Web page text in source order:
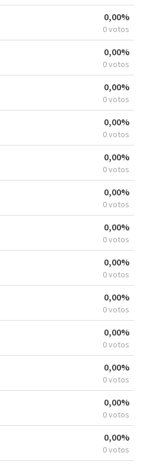
0,00%
0 votos
0,00%
0 votos
0,00%
0 votos
0,00%
0 votos
0,00%
0 votos
0,00%
0 votos
0,00%
0 votos
0,00%
0 votos
0,00%
0 votos
0,00%
0 votos
0,00%
0 votos
0,00%
0 votos
0,00%
0 votos